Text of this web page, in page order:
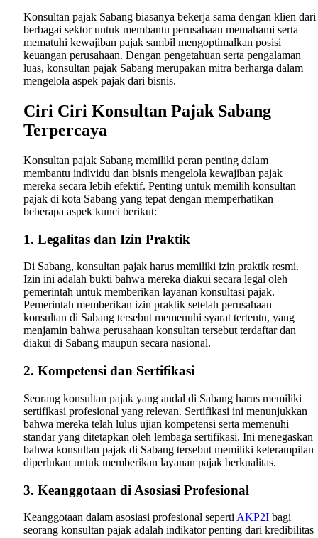
Konsultan pajak Sabang biasanya bekerja sama dengan klien dari
berbagai sektor untuk membantu perusahaan memahami serta
mematuhi kewajiban pajak sambil mengoptimalkan posisi
keuangan perusahaan. Dengan pengetahuan serta pengalaman
luas, konsultan pajak Sabang merupakan mitra berharga dalam
mengelola aspek pajak dari bisnis.
Ciri Ciri Konsultan Pajak Sabang
Terpercaya
Konsultan pajak Sabang memiliki peran penting dalam
membantu individu dan bisnis mengelola kewajiban pajak
mereka secara lebih efektif. Penting untuk memilih konsultan
pajak di kota Sabang yang tepat dengan memperhatikan
beberapa aspek kunci berikut:
1. Legalitas dan Izin Praktik
Di Sabang, konsultan pajak harus memiliki izin praktik resmi.
Izin ini adalah bukti bahwa mereka diakui secara legal oleh
pemerintah untuk memberikan layanan konsultasi pajak.
Pemerintah memberikan izin praktik setelah perusahaan
konsultan di Sabang tersebut memenuhi syarat tertentu, yang
menjamin bahwa perusahaan konsultan tersebut terdaftar dan
diakui di Sabang maupun secara nasional.
2. Kompetensi dan Sertifikasi
Seorang konsultan pajak yang andal di Sabang harus memiliki
sertifikasi profesional yang relevan. Sertifikasi ini menunjukkan
bahwa mereka telah lulus ujian kompetensi serta memenuhi
standar yang ditetapkan oleh lembaga sertifikasi. Ini menegaskan
bahwa konsultan pajak di Sabang tersebut memiliki keterampilan
diperlukan untuk memberikan layanan pajak berkualitas.
3. Keanggotaan di Asosiasi Profesional
Keanggotaan dalam asosiasi profesional seperti AKP2I bagi
seorang konsultan pajak adalah indikator penting dari kredibilitas